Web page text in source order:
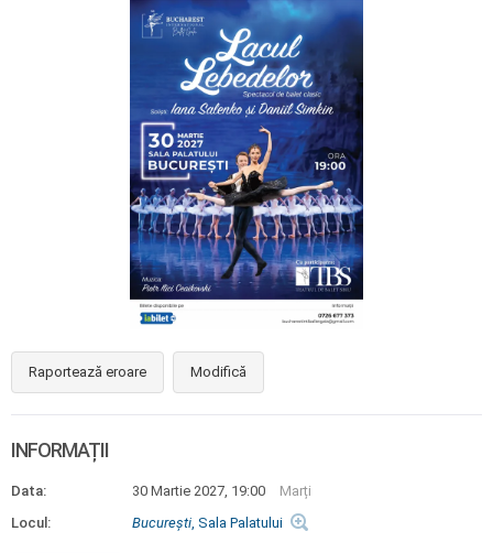
Raportează eroare Modifică
INFORMAȚII
Data: 30 Martie 2027, 19:00
Marți
Locul:
Bucureşti, Sala Palatului